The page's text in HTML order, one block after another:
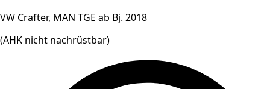
VW Crafter, MAN TGE ab Bj. 2018
(AHK nicht nachrüstbar)